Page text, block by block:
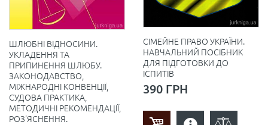
ШЛЮБНІ ВІДНОСИНИ.
УКЛАДЕННЯ ТА
ПРИПИНЕННЯ ШЛЮБУ.
ЗАКОНОДАВСТВО,
МІЖНАРОДНІ КОНВЕНЦІЇ,
СУДОВА ПРАКТИКА,
МЕТОДИЧНІ РЕКОМЕНДАЦІЇ,
РОЗ'ЯСНЕННЯ.
СІМЕЙНЕ ПРАВО УКРАЇНИ.
НАВЧАЛЬНИЙ ПОСІБНИК
ДЛЯ ПІДГОТОВКИ ДО
ІСПИТІВ
390 ГРН